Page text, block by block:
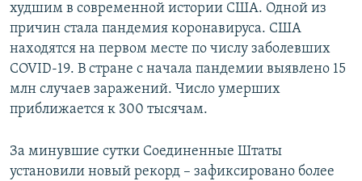
худшим в современной истории США. Одной из
причин стала пандемия коронавируса. США
находятся на первом месте по числу заболевших
COVID-19. В стране с начала пандемии выявлено 15
млн случаев заражений. Число умерших
приближается к 300 тысячам.
За минувшие сутки Соединенные Штаты
установили новый рекорд – зафиксировано более